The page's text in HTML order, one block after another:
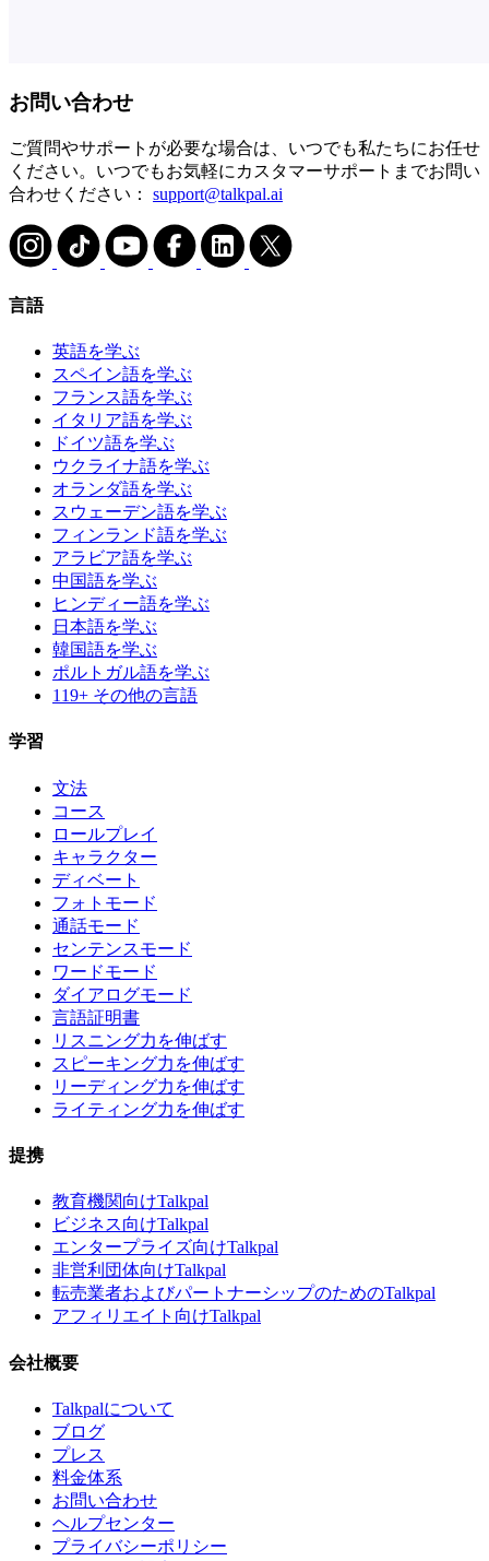
お問い合わせ
ご質問やサポートが必要な場合は、いつでも私たちにお任せ
ください。いつでもお気軽にカスタマーサポートまでお問い
合わせください： support@talkpal.ai
言語
英語を学ぶ
スペイン語を学ぶ
フランス語を学ぶ
イタリア語を学ぶ
ドイツ語を学ぶ
ウクライナ語を学ぶ
オランダ語を学ぶ
スウェーデン語を学ぶ
フィンランド語を学ぶ
アラビア語を学ぶ
中国語を学ぶ
ヒンディー語を学ぶ
日本語を学ぶ
韓国語を学ぶ
ポルトガル語を学ぶ
119+ その他の言語
学習
文法
コース
ロールプレイ
キャラクター
ディベート
フォトモード
通話モード
センテンスモード
ワードモード
ダイアログモード
言語証明書
リスニング力を伸ばす
スピーキング力を伸ばす
リーディング力を伸ばす
ライティング力を伸ばす
提携
教育機関向けTalkpal
ビジネス向けTalkpal
エンタープライズ向けTalkpal
非営利団体向けTalkpal
転売業者およびパートナーシップのためのTalkpal
アフィリエイト向けTalkpal
会社概要
Talkpalについて
ブログ
プレス
料金体系
お問い合わせ
ヘルプセンター
プライバシーポリシー